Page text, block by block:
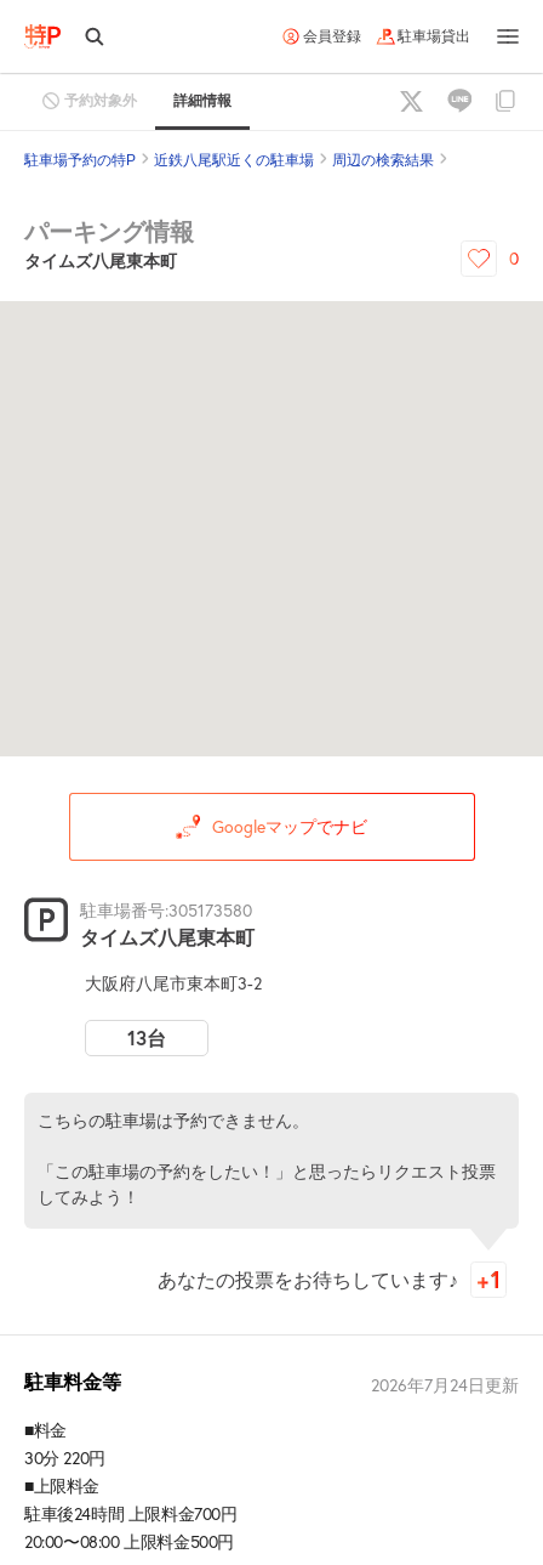
会員登録 駐車場貸出
予約対象外 詳細情報
駐車場予約の特P 近鉄八尾駅近くの駐車場 周辺の検索結果
パーキング情報
タイムズ八尾東本町 0
Googleマップでナビ
駐車場番号:305173580
タイムズ八尾東本町
大阪府八尾市東本町3-2
13台
こちらの駐車場は予約できません。
「この駐車場の予約をしたい！」と思ったらリクエスト投票
してみよう！
あなたの投票をお待ちしています♪
駐車料金等 2026年7月24日更新
■料金
30分 220円
■上限料金
駐車後24時間 上限料金700円
20:00〜08:00 上限料金500円